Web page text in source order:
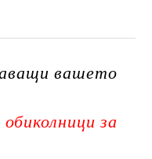
вашето
за